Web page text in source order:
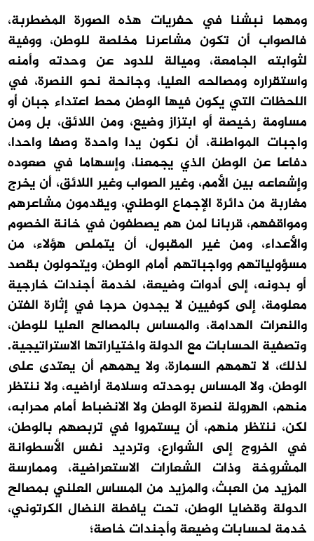
ومهما نبشنا في حفريات هذه الصورة المضطربة،
فالصواب أن تكون مشاعرنا مخلصة للوطن، ووفية
لثوابته الجامعة، وميالة للدود عن وحدته وأمنه
واستقراره ومصالحه العليا، وجانحة نحو النصرة، في
اللحظات التي يكون فيها الوطن محط اعتداء جبان أو
مساومة رخيصة أو ابتزاز وضيع، ومن اللائق، بل ومن
واجبات المواطنة، أن نكون يدا واحدة وصفا واحدا،
دفاعا عن الوطن الذي يجمعنا، وإسهاما في صعوده
وإشعاعه بين الأمم، وغير الصواب وغير اللائق، أن يخرج
مغاربة من دائرة الإجماع الوطني، ويقدمون مشاعرهم
ومواقفهم، قربانا لمن هم يصطفون في خانة الخصوم
والأعداء، ومن غير المقبول، أن يتملص هؤلاء، من
مسؤولياتهم وواجباتهم أمام الوطن، ويتحولون بقصد
أو بدونه، إلى أدوات وضيعة، لخدمة أجندات خارجية
معلومة، إلى كوفيين لا يجدون حرجا في إثارة الفتن
والنعرات الهدامة، والمساس بالمصالح العليا للوطن،
وتصفية الحسابات مع الدولة واختياراتها الاستراتيجية.
لذلك، لا تهمهم السمارة، ولا يهمهم أن يعتدى على
الوطن، ولا المساس بوحدته وسلامة أراضيه، ولا ننتظر
منهم، الهرولة لنصرة الوطن ولا الانضباط أمام محرابه،
لكن، ننتظر منهم، أن يستمروا في تربصهم بالوطن،
في الخروج إلى الشوارع، وترديد نفس الأسطوانة
المشروخة وذات الشعارات الاستعراضية، وممارسة
المزيد من العبث، والمزيد من المساس العلني بمصالح
الدولة وقضايا الوطن، تحت يافطة النضال الكرتوني،
خدمة لحسابات وضيعة وأجندات خاصة؛